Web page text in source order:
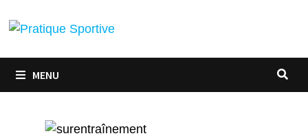
MENU